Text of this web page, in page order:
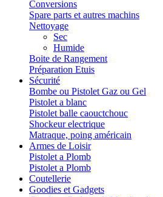
Conversions
Spare parts et autres machins
Nettoyage
Sec
Humide
Boite de Rangement
Préparation Etuis
Sécurité
Bombe ou Pistolet Gaz ou Gel
Pistolet a blanc
Pistolet balle caouctchouc
Shockeur electrique
Matraque, poing américain
Armes de Loisir
Pistolet a Plomb
Pistolet a Plomb
Coutellerie
Goodies et Gadgets